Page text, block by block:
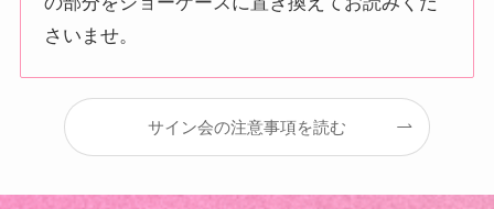
さいませ。
サイン会の注意事項を読む